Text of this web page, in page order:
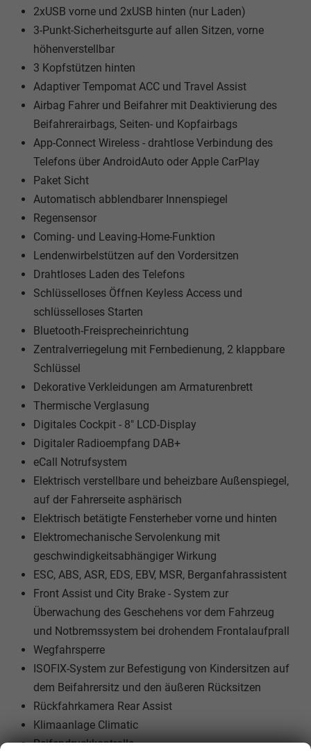
2xUSB vorne und 2xUSB hinten (nur Laden)
3-Punkt-Sicherheitsgurte auf allen Sitzen, vorne
höhenverstellbar
3 Kopfstützen hinten
Adaptiver Tempomat ACC und Travel Assist
Airbag Fahrer und Beifahrer mit Deaktivierung des
Beifahrerairbags, Seiten- und Kopfairbags
App-Connect Wireless - drahtlose Verbindung des
Telefons über AndroidAuto oder Apple CarPlay
Paket Sicht
Automatisch abblendbarer Innenspiegel
Regensensor
Coming- und Leaving-Home-Funktion
Lendenwirbelstützen auf den Vordersitzen
Drahtloses Laden des Telefons
Schlüsselloses Öffnen Keyless Access und
schlüsselloses Starten
Bluetooth-Freisprecheinrichtung
Zentralverriegelung mit Fernbedienung, 2 klappbare
Schlüssel
Dekorative Verkleidungen am Armaturenbrett
Thermische Verglasung
Digitales Cockpit - 8" LCD-Display
Digitaler Radioempfang DAB+
eCall Notrufsystem
Elektrisch verstellbare und beheizbare Außenspiegel,
auf der Fahrerseite asphärisch
Elektrisch betätigte Fensterheber vorne und hinten
Elektromechanische Servolenkung mit
geschwindigkeitsabhängiger Wirkung
ESC, ABS, ASR, EDS, EBV, MSR, Berganfahrassistent
Front Assist und City Brake - System zur
Überwachung des Geschehens vor dem Fahrzeug
und Notbremssystem bei drohendem Frontalaufprall
Wegfahrsperre
ISOFIX-System zur Befestigung von Kindersitzen auf
dem Beifahrersitz und den äußeren Rücksitzen
Rückfahrkamera Rear Assist
Klimaanlage Climatic
Reifendruckkontrolle